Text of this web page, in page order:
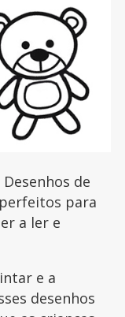
de
para
a ler e
e a
desenhos